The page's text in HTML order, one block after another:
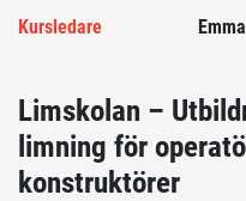
Kursledare
Limskolan –
limning för
konstruktörer